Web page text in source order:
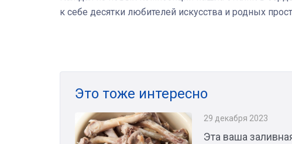
к себе десятки любителей искусства и родных
Это тоже интересно
29 декабря 2023
Эта ваша